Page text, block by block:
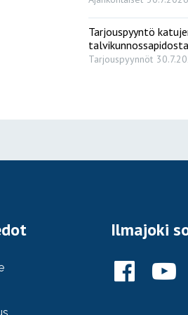
Tarjouspyyntö
talvikunnossapidosta
Tarjouspyynnöt
Ilmajoki